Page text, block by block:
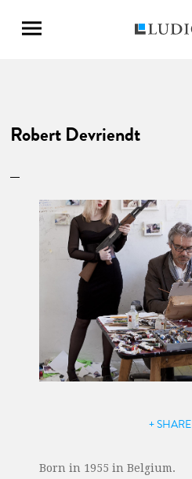
Robert Devriendt
+ SHARE
Born in 1955 in Belgium.